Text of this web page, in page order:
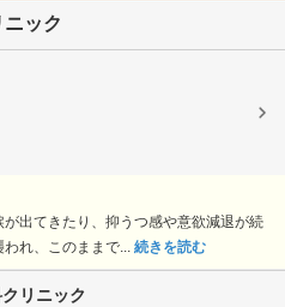
ック
出てきたり、抑うつ感や意欲減退が続
れ、このままで... 続きを読む
リニック